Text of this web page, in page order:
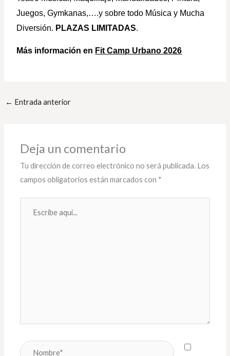
Juegos, Gymkanas,….y sobre todo Música y Mucha
Diversión. PLAZAS LIMITADAS.
Más información en Fit Camp Urbano 2026
← Entrada anterior
Deja un comentario
Tu dirección de correo electrónico no será publicada. Los
campos obligatorios están marcados con *
aquí...
Nombre*